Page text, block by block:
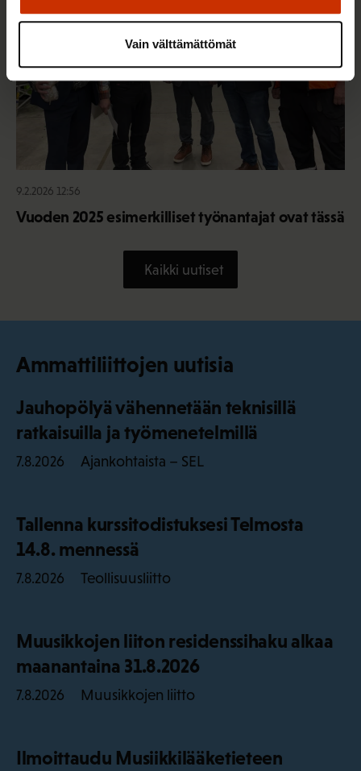
Vain välttämättömät
9.2.2026 12:56
Vuoden 2025 esimerkilliset työnantajat ovat tässä
Kaikki uutiset
Ammattiliittojen uutisia
Jauhopölyä vähennetään teknisillä
ratkaisuilla ja työmenetelmillä
7.8.2026 Ajankohtaista – SEL
Tallenna kurssitodistuksesi Telmosta
14.8. mennessä
7.8.2026 Teollisuusliitto
Muusikkojen liiton residenssihaku alkaa
maanantaina 31.8.2026
7.8.2026 Muusikkojen liitto
Ilmoittaudu Musiikkilääketieteen